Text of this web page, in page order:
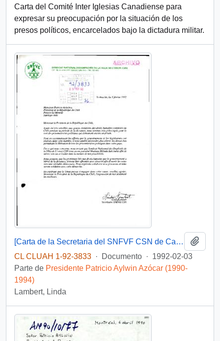
Carta del Comité Inter Iglesias Canadiense para
expresar su preocupación por la situación de los
presos políticos, encarcelados bajo la dictadura militar.
[Carta de la Secretaria del SNFVF CSN de Canadá dirigida al Presidente Patricio Aylwin]
CL CLUAH 1-92-3833 · Documento · 1992-02-03
Parte de Presidente Patricio Aylwin Azócar (1990-
1994)
Lambert, Linda